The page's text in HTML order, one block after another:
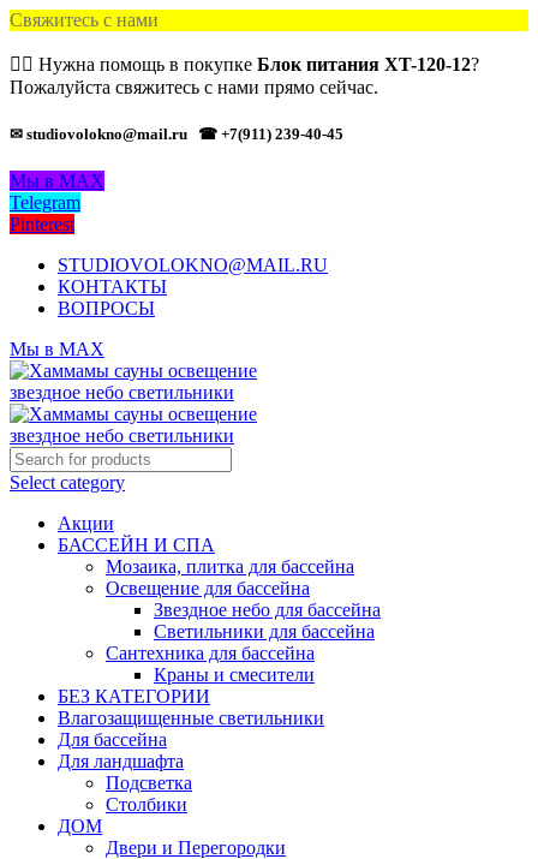
Свяжитесь с нами
🙋‍♂️ Нужна помощь в покупке Блок питания XT-120-12?
Пожалуйста свяжитесь с нами прямо сейчас.
✉ studiovolokno@mail.ru ☎ +7(911) 239-40-45
Мы в MAX
Telegram
Pinterest
STUDIOVOLOKNO@MAIL.RU
КОНТАКТЫ
ВОПРОСЫ
Мы в MAX
Select category
Акции
БАССЕЙН И СПА
Мозаика, плитка для бассейна
Освещение для бассейна
Звездное небо для бассейна
Светильники для бассейна
Сантехника для бассейна
Краны и смесители
БЕЗ КАТЕГОРИИ
Влагозащищенные светильники
Для бассейна
Для ландшафта
Подсветка
Столбики
ДОМ
Двери и Перегородки